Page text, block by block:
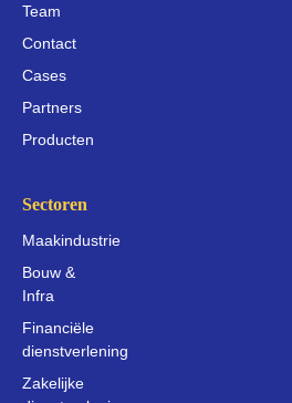
Team
Contact
Cases
Partners
Producten
Sectoren
Maakindustrie
Bouw &
Infra
Financiële
dienstverlening
Zakelijke